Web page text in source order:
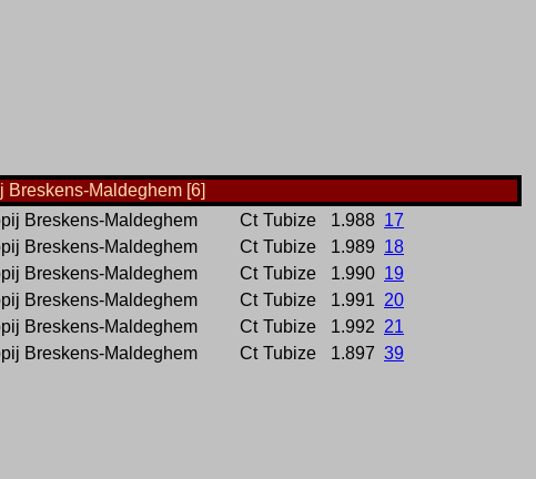
Breskens-Maldeghem [6]
Breskens-Maldeghem Ct Tubize 1.988 17
Breskens-Maldeghem Ct Tubize 1.989 18
Breskens-Maldeghem Ct Tubize 1.990 19
Breskens-Maldeghem Ct Tubize 1.991 20
Breskens-Maldeghem Ct Tubize 1.992 21
Breskens-Maldeghem Ct Tubize 1.897 39